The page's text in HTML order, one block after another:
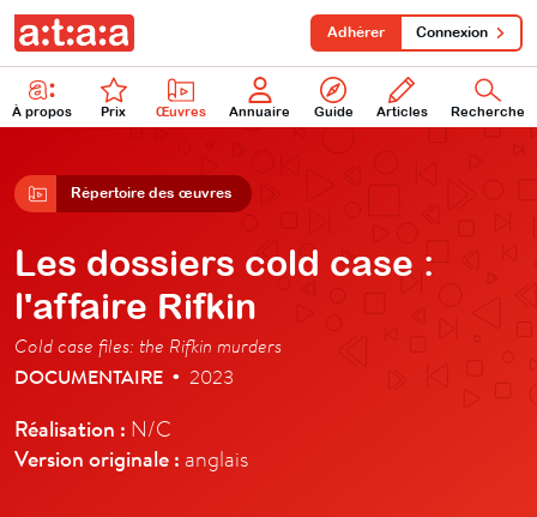
À propos Prix Œuvres Annuaire Guide Articles Recherche
Adhérer Connexion
Répertoire des œuvres
Les dossiers cold case :
l'affaire Rifkin
Cold case files: the Rifkin murders
DOCUMENTAIRE • 2023
Réalisation : N/C
Version originale : anglais